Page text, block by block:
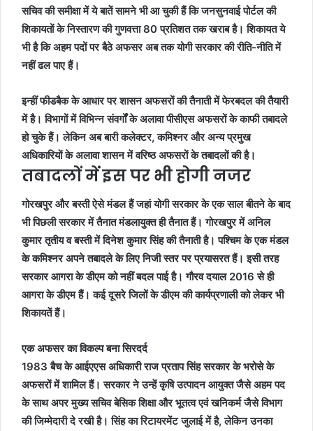
सचिव की समीक्षा में ये बातें सामने भी आ चुकी हैं कि जनसुनवाई पोर्टल की
शिकायतों के निस्तारण की गुणवत्ता 80 प्रतिशत तक खराब है। शिकायत ये
भी है कि अहम पदों पर बैठे अफसर अब तक योगी सरकार की रीति-नीति में
नहीं ढल पाए हैं।
इन्हीं फीडबैक के आधार पर शासन अफसरों की तैनाती में फेरबदल की तैयारी
में है। विभागों में विभिन्न संवर्गों के अलावा पीसीएस अफसरों के काफी तबादले
हो चुके हैं। लेकिन अब बारी कलेक्टर, कमिश्नर और अन्य प्रमुख
अधिकारियों के अलावा शासन में वरिष्ठ अफसरों के तबादलों की है।
तबादलों में इस पर भी होगी नजर
गोरखपुर और बस्ती ऐसे मंडल हैं जहां योगी सरकार के एक साल बीतने के बाद
भी पिछली सरकार में तैनात मंडलायुक्त ही तैनात हैं। गोरखपुर में अनिल
कुमार तृतीय व बस्ती में दिनेश कुमार सिंह की तैनाती है। पश्चिम के एक मंडल
के कमिश्नर अपने तबादले के लिए निजी स्तर पर प्रयासरत हैं। इसी तरह
सरकार आगरा के डीएम को नहीं बदल पाई है। गौरव दयाल 2016 से ही
आगरा के डीएम हैं। कई दूसरे जिलों के डीएम की कार्यप्रणाली को लेकर भी
शिकायतें हैं।
एक अफसर का विकल्प बना सिरदर्द
1983 बैच के आईएएस अधिकारी राज प्रताप सिंह सरकार के भरोसे के
अफसरों में शामिल हैं। सरकार ने उन्हें कृषि उत्पादन आयुक्त जैसे अहम पद
के साथ अपर मुख्य सचिव बेसिक शिक्षा और भूतत्व एवं खनिकर्म जैसे विभाग
की जिम्मेदारी दे रखी है। सिंह का रिटायरमेंट जुलाई में है, लेकिन उनका